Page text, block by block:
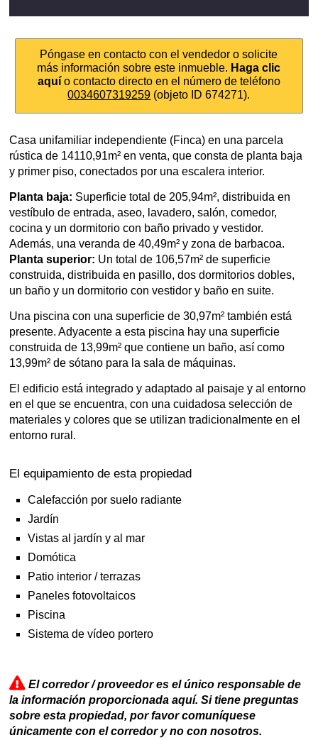
Póngase en contacto con el vendedor o solicite
más información sobre este inmueble. Haga clic
aquío contacto directo en el número de teléfono
0034607319259 (objeto ID 674271).
Casa unifamiliar independiente (Finca) en una parcela
rústica de 14110,91m² en venta, que consta de planta baja
y primer piso, conectados por una escalera interior.
Planta baja: Superficie total de 205,94m², distribuida en
vestíbulo de entrada, aseo, lavadero, salón, comedor,
cocina y un dormitorio con baño privado y vestidor.
Además, una veranda de 40,49m² y zona de barbacoa.
Planta superior: Un total de 106,57m² de superficie
construida, distribuida en pasillo, dos dormitorios dobles,
un baño y un dormitorio con vestidor y baño en suite.
Una piscina con una superficie de 30,97m² también está
presente. Adyacente a esta piscina hay una superficie
construida de 13,99m² que contiene un baño, así como
13,99m² de sótano para la sala de máquinas.
El edificio está integrado y adaptado al paisaje y al entorno
en el que se encuentra, con una cuidadosa selección de
materiales y colores que se utilizan tradicionalmente en el
entorno rural.
El equipamiento de esta propiedad
Calefacción por suelo radiante
Jardín
Vistas al jardín y al mar
Domótica
Patio interior / terrazas
Paneles fotovoltaicos
Piscina
Sistema de vídeo portero
El corredor / proveedor es el único responsable de
la información proporcionada aquí. Si tiene preguntas
sobre esta propiedad, por favor comuníquese
únicamente con el corredor y no con nosotros.